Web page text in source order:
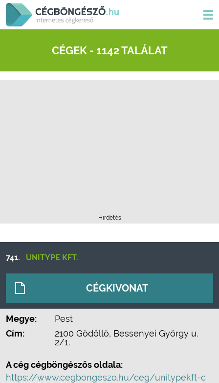
CÉGEK - 1142 TALÁLAT
Hirdetés
741. UNITYPE KFT.
CÉGKIVONAT
Megye:
Pest
Cím:
2100 Gödöllő, Bessenyei György u.
2/1.
A cég cégböngészős oldala:
https://www.cegbongeszo.hu/ceg/unitypekft-c